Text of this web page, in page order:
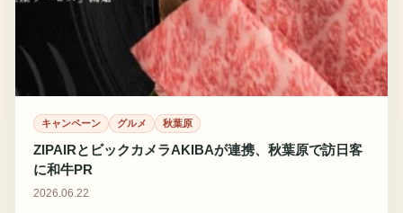
キャンペーン グルメ 秋葉原
ZIPAIRとビックカメラAKIBAが連携、秋葉原で訪日客
に和牛PR
2026.06.22